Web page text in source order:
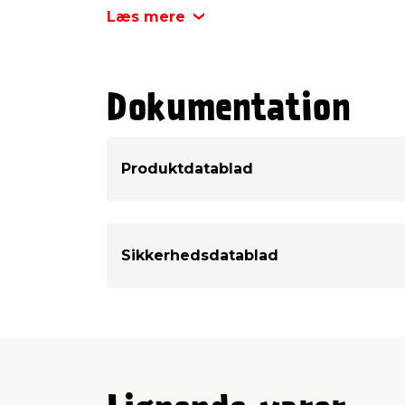
Rækkeevne
Læs mere
Dokumentation
Produktdatablad
Sikkerhedsdatablad